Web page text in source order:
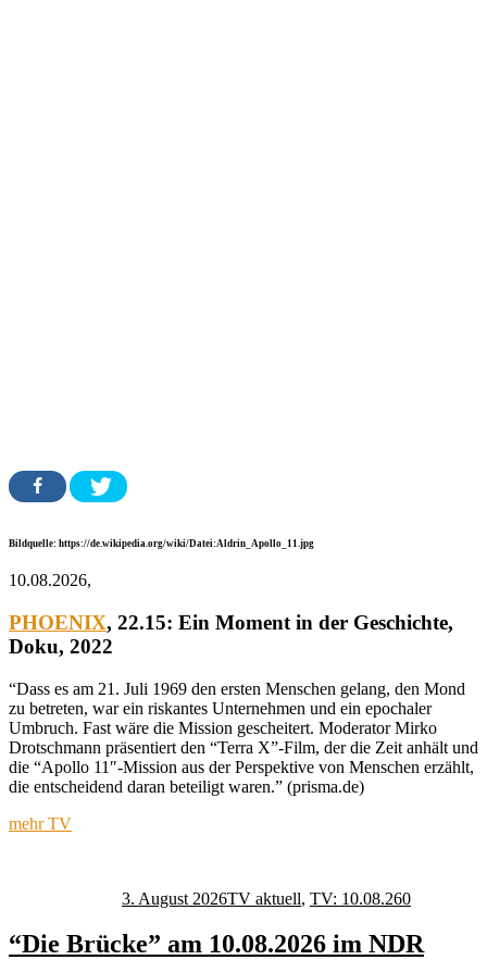
Bildquelle: https://de.wikipedia.org/wiki/Datei:Aldrin_Apollo_11.jpg
10.08.2026,
PHOENIX, 22.15: Ein Moment in der Geschichte,
Doku, 2022
“Dass es am 21. Juli 1969 den ersten Menschen gelang, den Mond
zu betreten, war ein riskantes Unternehmen und ein epochaler
Umbruch. Fast wäre die Mission gescheitert. Moderator Mirko
Drotschmann präsentiert den “Terra X”-Film, der die Zeit anhält und
die “Apollo 11″-Mission aus der Perspektive von Menschen erzählt,
die entscheidend daran beteiligt waren.” (prisma.de)
mehr TV
3. August 2026TV aktuell, TV: 10.08.260
“Die Brücke” am 10.08.2026 im NDR